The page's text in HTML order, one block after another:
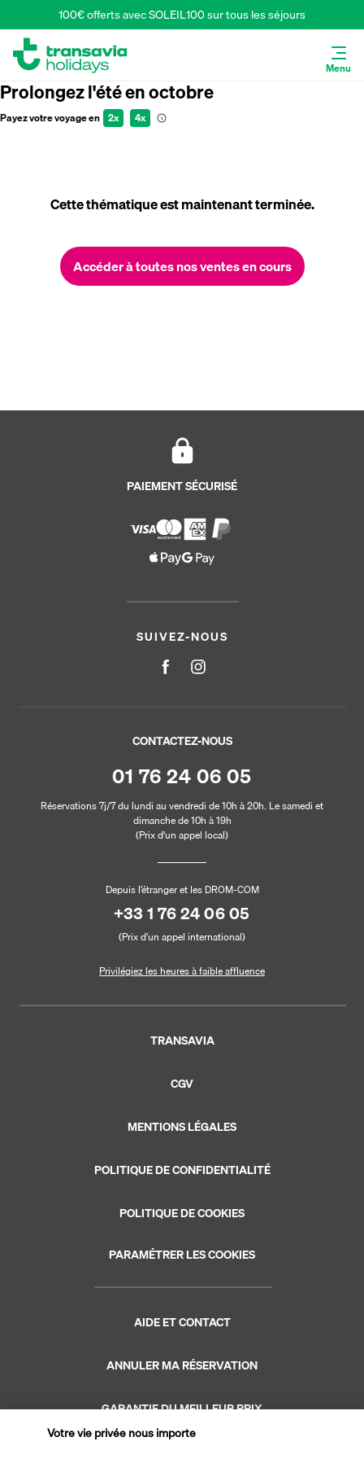
100€ offerts avec SOLEIL100 sur tous les séjours
Menu
Prolongez l'été en octobre
Payez votre voyage en 2x 4x
Cette thématique est maintenant terminée.
Accéder à toutes nos ventes en cours
PAIEMENT SÉCURISÉ
SUIVEZ-NOUS
CONTACTEZ-NOUS
01 76 24 06 05
Réservations 7j/7 du lundi au vendredi de 10h à 20h. Le samedi et
dimanche de 10h à 19h
(Prix d'un appel local)
Depuis l’étranger et les DROM-COM
+33 1 76 24 06 05
(Prix d’un appel international)
Privilégiez les heures à faible affluence
TRANSAVIA
CGV
MENTIONS LÉGALES
POLITIQUE DE CONFIDENTIALITÉ
POLITIQUE DE COOKIES
PARAMÉTRER LES COOKIES
AIDE ET CONTACT
ANNULER MA RÉSERVATION
GARANTIE DU MEILLEUR PRIX
Votre vie privée nous importe